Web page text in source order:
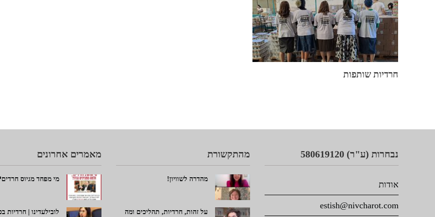
חרדיות שותפות
מאמרים אחרונים
מי מפחד מגיוס
לובילעדינו | חרדיות
מהתקשורת
מהדרה לשוויון!
על זהות, חרדיות, תהליכים ומה
נבחרות (ע"ר) 580619120
אודות
estish@nivcharot.com